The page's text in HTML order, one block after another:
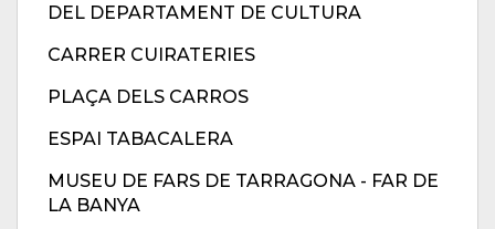
DEL DEPARTAMENT DE CULTURA
CARRER CUIRATERIES
PLAÇA DELS CARROS
ESPAI TABACALERA
MUSEU DE FARS DE TARRAGONA - FAR DE
LA BANYA